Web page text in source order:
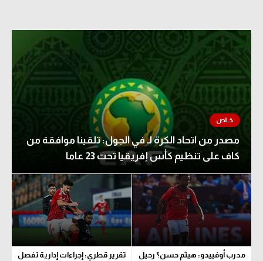
مصدر من اتحاد الكرة لـ في الجول: تلقينا موافقة من
كاف على تنظيم كأس إفريقيا تحت 23 عاما
مدرب أوفييدو: هيثم حسن؟ رحيل
تقرير قطري: إجراءات إدارية تفصل